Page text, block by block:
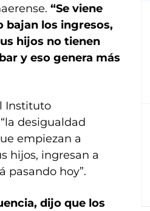
“Se viene
bajan los ingresos,
hijos no tienen
y eso genera más
Instituto
desigualdad
empiezan a
hijos, ingresan a
pasando hoy”.
dijo que los